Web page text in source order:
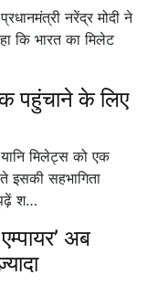
नरेंद्र मोदी ने
कि भारत का मिलेट
पहुंचाने के लिए
मिलेट्स को एक
इसकी सहभागिता
श…
अब